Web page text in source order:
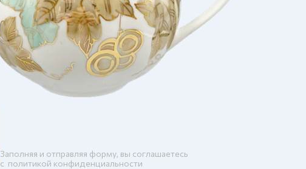
Заполняя и отправляя форму, вы соглашаетесь
c политикой конфиденциальности